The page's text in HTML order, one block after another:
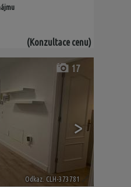
(Konzultace cenu)
>
17
Odkaz. CLH-373781 🔗